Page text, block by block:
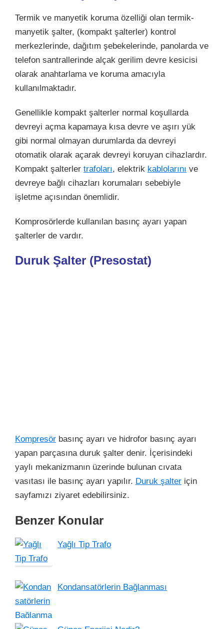
Termik ve manyetik koruma özelliği olan termik-
manyetik şalter, (kompakt şalterler) kontrol
merkezlerinde, dağıtım şebekelerinde, panolarda ve
telefon santrallerinde alçak gerilim devre kesicisi
olarak anahtarlama ve koruma amacıyla
kullanılmaktadır.
Genellikle kompakt şalterler normal koşullarda
devreyi açma kapamaya kısa devre ve aşırı yük
gibi normal olmayan durumlarda da devreyi
otomatik olarak açarak devreyi koruyan cihazlardır.
Kompakt şalterler trafoları, elektrik kablolarını ve
devreye bağlı cihazları korumaları sebebiyle
işletme açısından önemlidir.
Komprosörlerde kullanılan basınç ayarı yapan
şalterler de vardır.
Duruk Şalter (Presostat)
Kompresör basınç ayarı ve hidrofor basınç ayarı
yapan parçasına duruk şalter denir. İçerisindeki
yaylı mekanizmanın üzerinde bulunan cıvata
vasıtası ile basınç ayarı yapılır. Duruk şalter için
sayfamızı ziyaret edebilirsiniz.
Benzer Konular
Yağlı Tip Trafo
Kondansatörlerin Bağlanması